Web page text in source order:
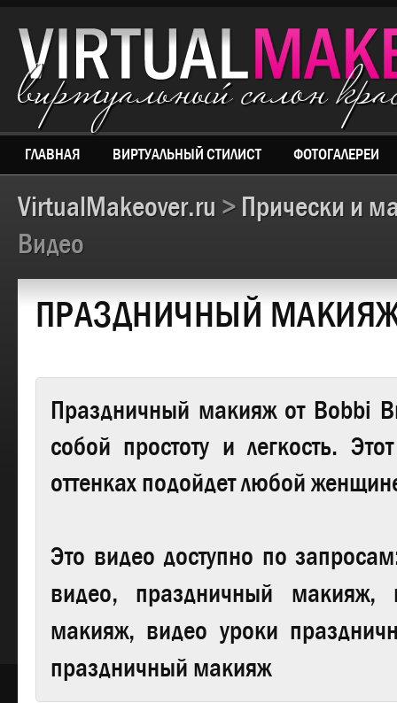
виртуальный салон
ГЛАВНАЯ ВИРТУАЛЬНЫЙ СТИЛИСТ ФОТОГАЛЕРЕИ
VirtualMakeover.ru > Прически и
Видео
ПРАЗДНИЧНЫЙ
Праздничный макияж от Bobbi
собой простоту и легкость.
оттенках подойдет любой
Это видео доступно по
видео, праздничный макияж,
макияж, видео уроки
праздничный макияж